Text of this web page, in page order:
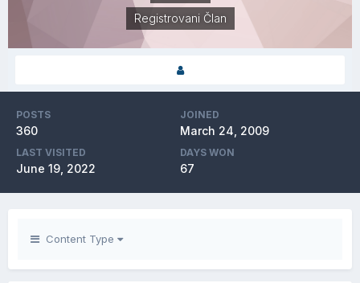
Registrovani Član
POSTS
360
JOINED
March 24, 2009
LAST VISITED
June 19, 2022
DAYS WON
67
Content Type